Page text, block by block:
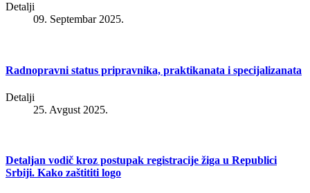
Detalji
09. Septembar 2025.
Radnopravni status pripravnika, praktikanata i specijalizanata
Detalji
25. Avgust 2025.
Detaljan vodič kroz postupak registracije žiga u Republici
Srbiji. Kako zaštititi logo